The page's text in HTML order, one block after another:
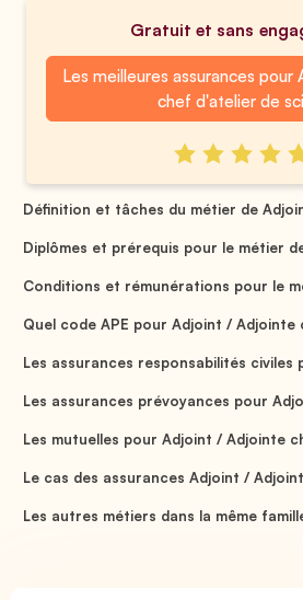
Gratuit et sans
Les meilleures assurances
chef d'atelier de
Définition et tâches du métier de
Diplômes et prérequis pour le métier
Conditions et rémunérations pour le
Quel code APE pour Adjoint / Adjointe
Les assurances responsabilités civiles
Les assurances prévoyances pour
Les mutuelles pour Adjoint / Adjointe
Le cas des assurances Adjoint /
Les autres métiers dans la même